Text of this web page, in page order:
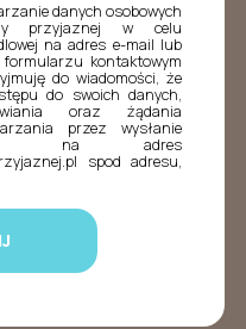
danych osobowych
przyjaznej w celu
na adres e-mail lub
kontaktowym
do wiadomości, że
do swoich danych,
oraz żądania
przez wysłanie
na adres
spod adresu,